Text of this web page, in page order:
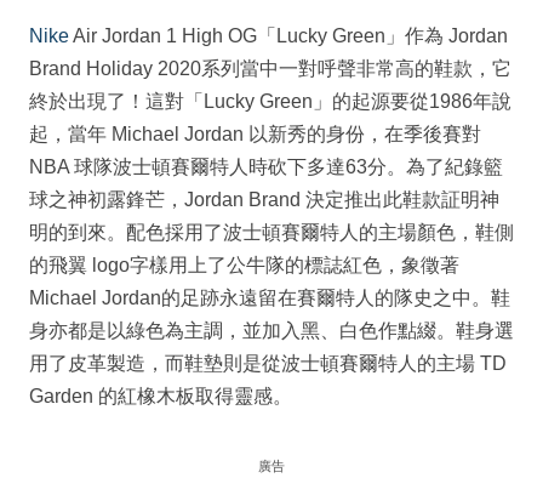
NikeAir Jordan 1 High OG「Lucky Green」作為 Jordan
Brand Holiday 2020系列當中一對呼聲非常高的鞋款，它
終於出現了！這對「Lucky Green」的起源要從1986年說
起，當年 Michael Jordan 以新秀的身份，在季後賽對
NBA 球隊波士頓賽爾特人時砍下多達63分。為了紀錄籃
球之神初露鋒芒，Jordan Brand 決定推出此鞋款証明神
明的到來。配色採用了波士頓賽爾特人的主場顏色，鞋側
的飛翼 logo字樣用上了公牛隊的標誌紅色，象徵著
Michael Jordan的足跡永遠留在賽爾特人的隊史之中。鞋
身亦都是以綠色為主調，並加入黑、白色作點綴。鞋身選
用了皮革製造，而鞋墊則是從波士頓賽爾特人的主場 TD
Garden 的紅橡木板取得靈感。
廣告